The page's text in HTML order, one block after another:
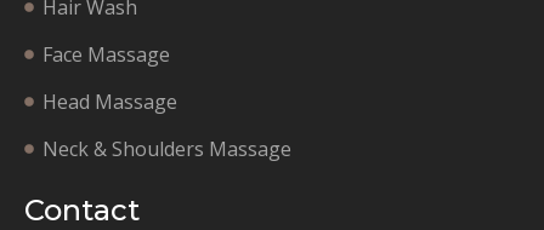
Hair Wash
Face Massage
Head Massage
Neck & Shoulders Massage
Contact